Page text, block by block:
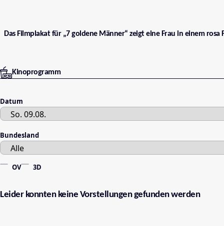
Das Filmplakat für „7 goldene Männer“ zeigt eine Frau in einem
Kinoprogramm
Datum
Bundesland
OV 3D
Leider konnten keine Vorstellungen gefunden werden